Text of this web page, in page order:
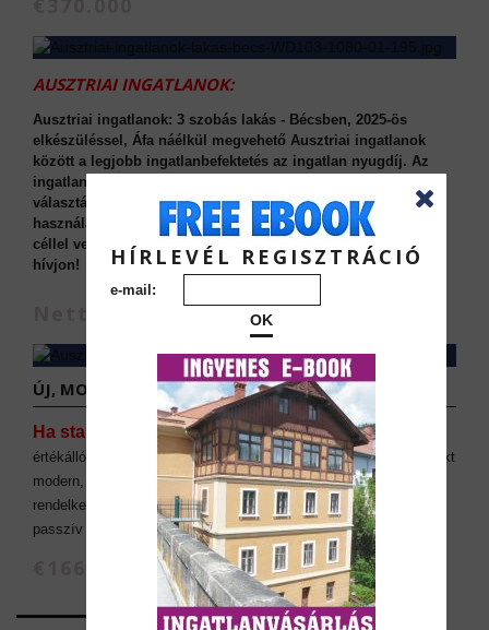
HÍRLEVÉL REGISZTRÁCIÓ
e-mail:
OK
AUSZTRIAI INGATLANOK:
Ausztriai ingatlanok: 3 szobás lakás - Bécsben, 2025-ös
elkészüléssel, Áfa náélkül megvehető Ausztriai ingatlanok
között a legjobb ingatlanbefektetés az ingatlan nyugdíj. Az
ingatlan kiváló minőségű új építésű lakás, amely tökéletes
választás lehet mind befektetési célokra, mind pedig saját
használatra. Az építkezés 2025-ben készül el. Ha bérbeadási
céllel veszik meg, akkor nettó áron megvehető. Részletekért
hívjon!
Nettó €396.420
ÚJ, MOST ÉPÜLŐ GRAZI LAKÁSOK: 8020 GRAZ
Ha stabil bérleti piacot,kiváló infrastruktúrát és
értékállóságot keres, Graz ideális választás lehet. Az épülő projekt
modern, energiahatékony, és kiváló közlekedési kapcsolatokkal
rendelkezik. A lakások kiadása könnyen kiszervezhető, így
passzív jövedelemszerzési lehetőséget is kínál.
€166.762 (nettó ár)